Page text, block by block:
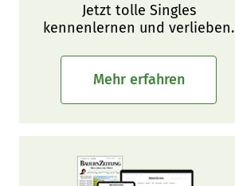
Jetzt tolle Singles
kennenlernen und verlieben.
Mehr erfahren